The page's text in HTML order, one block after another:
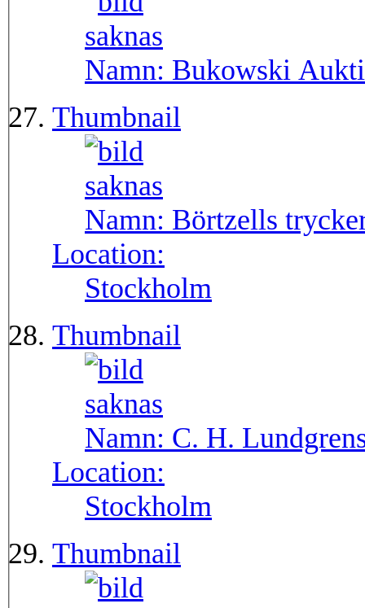
Namn: Bukowski
Thumbnail
Namn: Börtzells
Location:
Stockholm
Thumbnail
Namn: C. H.
Location:
Stockholm
Thumbnail